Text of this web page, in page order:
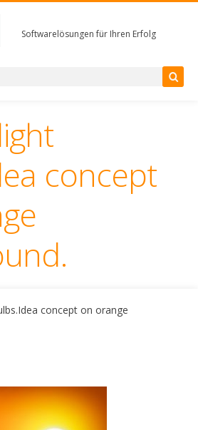
Softwarelösungen für Ihren Erfolg
concept
concept on orange